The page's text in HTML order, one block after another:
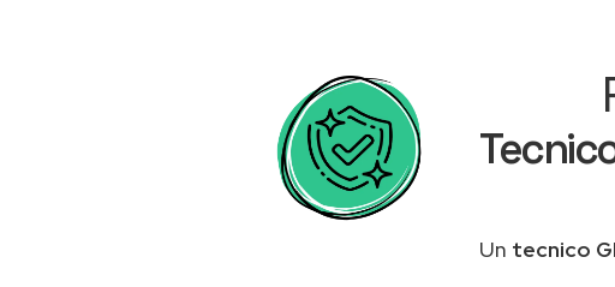
Un tecnico